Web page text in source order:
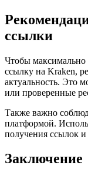
ссылки
Чтобы максимально
ссылку на Kraken,
актуальность. Это
или проверенные
Также важно
платформой.
получения ссылок и
Заключение